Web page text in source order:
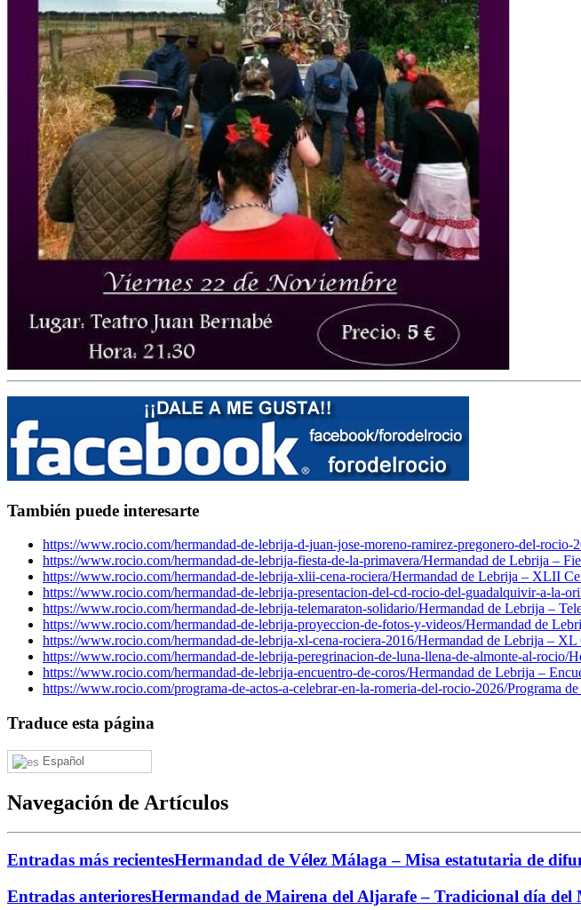
También puede interesarte
https://www.rocio.com/hermandad-de-lebrija-d-juan-jose-moreno-ramirez-pregonero-del-rocio-
https://www.rocio.com/hermandad-de-lebrija-fiesta-de-la-primavera/Hermandad de Lebrija –
https://www.rocio.com/hermandad-de-lebrija-xlii-cena-rociera/Hermandad de Lebrija – XLII
https://www.rocio.com/hermandad-de-lebrija-presentacion-del-cd-rocio-del-guadalquivir-a-la-
https://www.rocio.com/hermandad-de-lebrija-telemaraton-solidario/Hermandad de Lebrija –
https://www.rocio.com/hermandad-de-lebrija-proyeccion-de-fotos-y-videos/Hermandad de
https://www.rocio.com/hermandad-de-lebrija-xl-cena-rociera-2016/Hermandad de Lebrija – XL
https://www.rocio.com/hermandad-de-lebrija-peregrinacion-de-luna-llena-de-almonte-al-rocio/
https://www.rocio.com/hermandad-de-lebrija-encuentro-de-coros/Hermandad de Lebrija –
https://www.rocio.com/programa-de-actos-a-celebrar-en-la-romeria-del-rocio-2026/Programa
Traduce esta página
Español
Navegación de Artículos
Entradas más recientesHermandad de Vélez Málaga – Misa estatutaria de
Entradas anterioresHermandad de Mairena del Aljarafe – Tradicional día del